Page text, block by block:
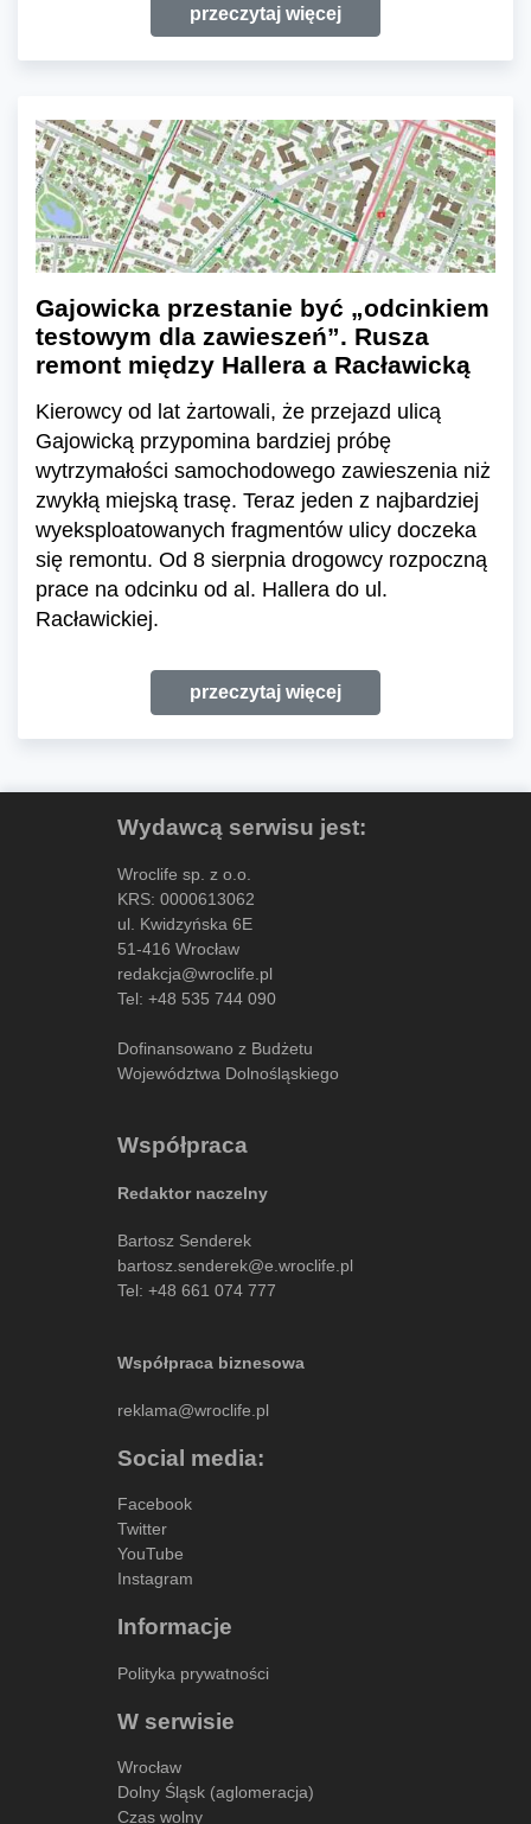
przeczytaj więcej
Gajowicka przestanie być „odcinkiem
testowym dla zawieszeń”. Rusza
remont między Hallera a Racławicką
Kierowcy od lat żartowali, że przejazd ulicą
Gajowicką przypomina bardziej próbę
wytrzymałości samochodowego zawieszenia niż
zwykłą miejską trasę. Teraz jeden z najbardziej
wyeksploatowanych fragmentów ulicy doczeka
się remontu. Od 8 sierpnia drogowcy rozpoczną
prace na odcinku od al. Hallera do ul.
Racławickiej.
przeczytaj więcej
Wydawcą serwisu jest:
Wroclife sp. z o.o.
KRS: 0000613062
ul. Kwidzyńska 6E
51-416 Wrocław
redakcja@wroclife.pl
Tel: +48 535 744 090
Dofinansowano z Budżetu
Województwa Dolnośląskiego
Współpraca
Redaktor naczelny
Bartosz Senderek
bartosz.senderek@e.wroclife.pl
Tel: +48 661 074 777
Współpraca biznesowa
reklama@wroclife.pl
Social media:
Facebook
Twitter
YouTube
Instagram
Informacje
Polityka prywatności
W serwisie
Wrocław
Dolny Śląsk (aglomeracja)
Czas wolny